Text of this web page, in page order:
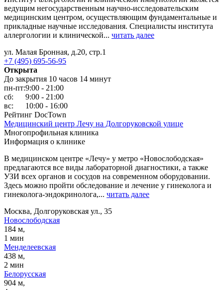
ведущим негосударственным научно-исследовательским
медицинским центром, осуществляющим фундаментальные и
прикладные научные исследования. Специалисты института
аллергологии и клинической... читать далее
ул. Малая Бронная, д.20, стр.1
+7 (495) 695-56-95
Открыта
До закрытия 10 часов 14 минут
пн-пт:9:00 - 21:00
сб:
9:00 - 21:00
вс:
10:00 - 16:00
Рейтинг DocTown
Медицинский центр Лечу на Долгоруковской улице
Многопрофильная клиника
Информация о клинике
В медицинском центре «Лечу» у метро «Новослободская»
предлагаются все виды лабораторной диагностики, а также
УЗИ всех органов и сосудов на современном оборудовании.
Здесь можно пройти обследование и лечение у гинеколога и
гинеколога-эндокринолога,... читать далее
Москва, Долгоруковская ул., 35
Новослободская
184 м,
1 мин
Менделеевская
438 м,
2 мин
Белорусская
904 м,